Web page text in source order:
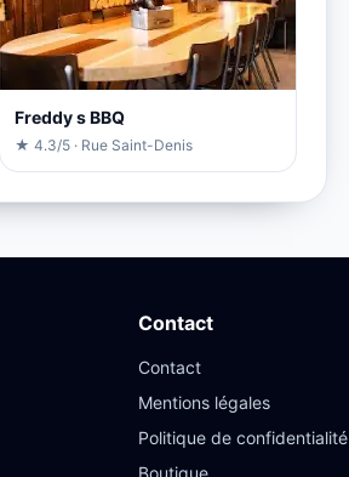
Freddy s BBQ
★ 4.3/5 · Rue Saint-Denis
Contact
Contact
Mentions légales
Politique de confidentialité